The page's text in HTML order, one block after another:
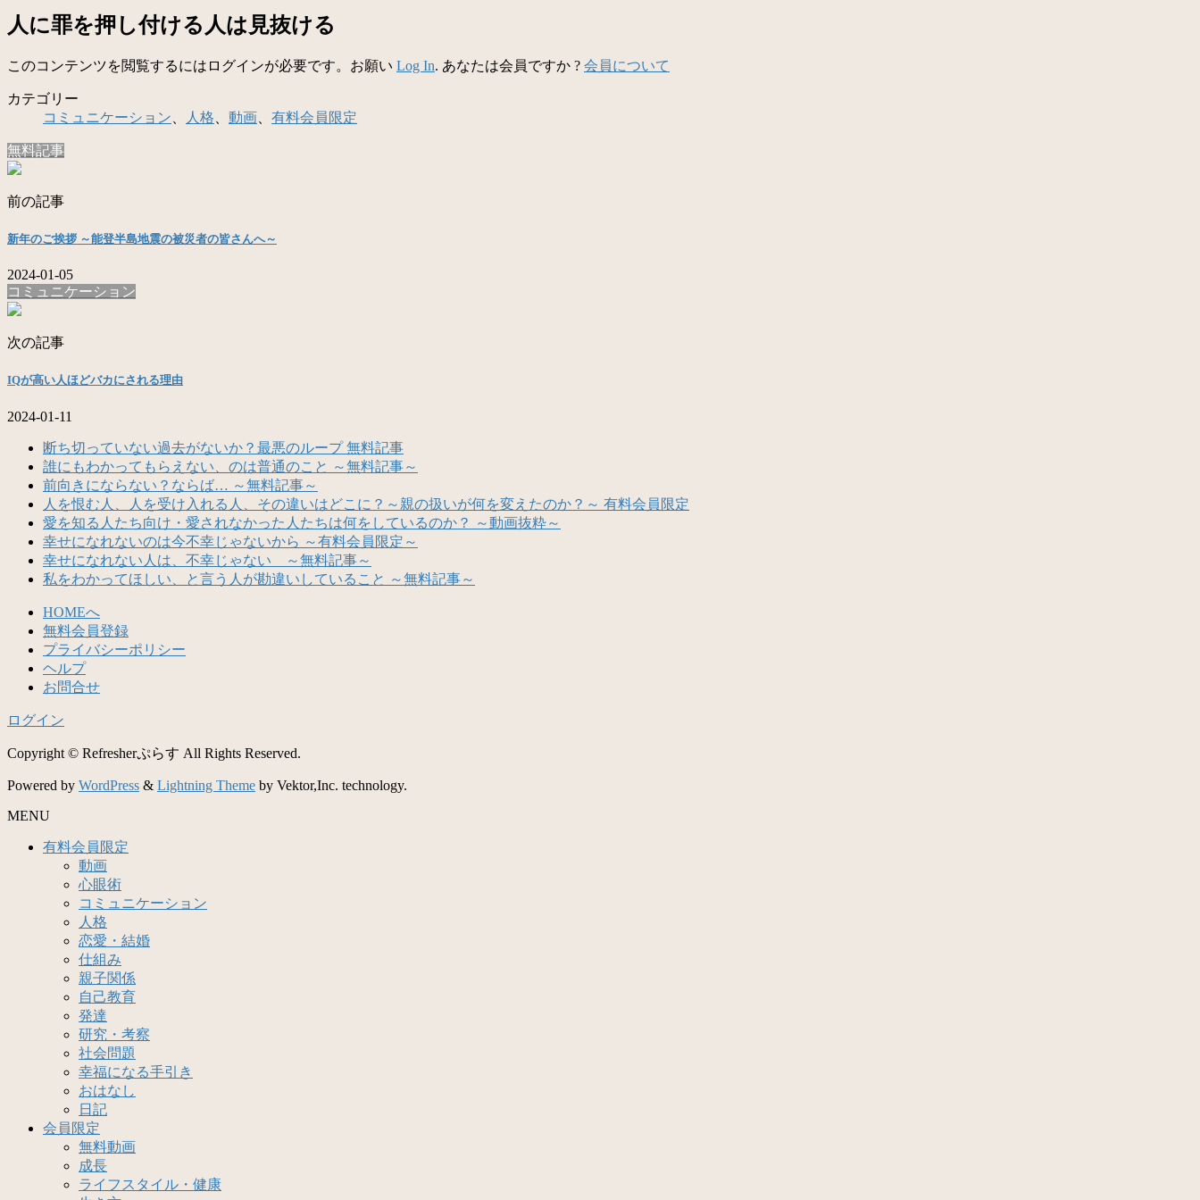
人に罪を押し付ける人は見抜ける
このコンテンツを閲覧するにはログインが必要です。お願い Log In. あなたは会員ですか ? 会員について
カテゴリー
コミュニケーション
人格 動画 有料会員限定
無料記事
前の記事
新年のご挨拶 ～能登半島地震の被災者の皆さんへ～
2024-01-05
コミュニケーション
次の記事
IQが高い人ほどバカにされる理由
2024-01-11
断ち切っていない過去がないか？最悪のループ 無料記事
誰にもわかってもらえない、のは普通のこと ～無料記事～
前向きにならない？ならば… ～無料記事～
人を恨む人、人を受け入れる人、その違いはどこに？～親の扱いが何を変えたのか？～ 有料会員限定
愛を知る人たち向け・愛されなかった人たちは何をしているのか？ ～動画抜粋～
幸せになれないのは今不幸じゃないから ～有料会員限定～
幸せになれない人は、不幸じゃない ～無料記事～
私をわかってほしい、と言う人が勘違いしていること ～無料記事～
HOMEへ
無料会員登録
プライバシーポリシー
ヘルプ
お問合せ
ログイン
Copyright © Refresherぷらす All Rights Reserved.
Powered by WordPress & Lightning Theme by Vektor,Inc. technology.
MENU
有料会員限定
動画
心眼術
コミュニケーション
人格
恋愛・結婚
仕組み
親子関係
自己教育
発達
研究・考察
社会問題
幸福になる手引き
おはなし
日記
会員限定
無料動画
成長
ライフスタイル・健康